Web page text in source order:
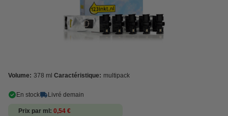
Volume: 378 ml Caractéristique: multipack
En stock Livré demain
Prix par ml 0,54 €